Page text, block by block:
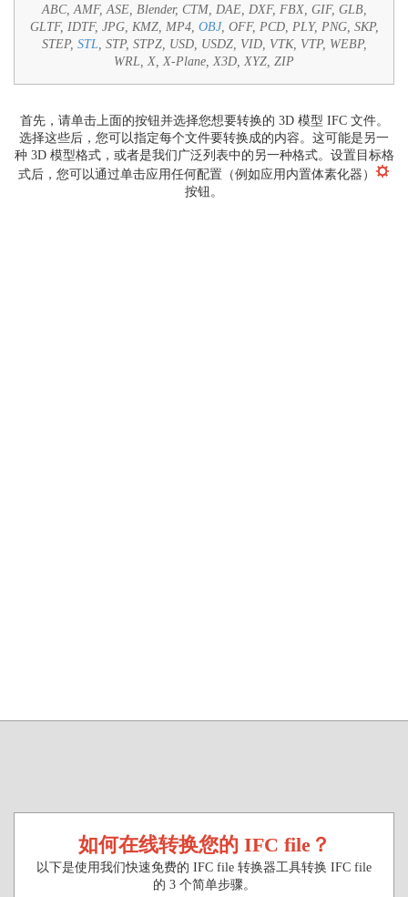
ABC, AMF, ASE, Blender, CTM, DAE, DXF, FBX, GIF, GLB,
GLTF, IDTF, JPG, KMZ, MP4, OBJ, OFF, PCD, PLY, PNG, SKP,
STEP, STL, STP, STPZ, USD, USDZ, VID, VTK, VTP, WEBP,
WRL, X, X-Plane, X3D, XYZ, ZIP
首先，请单击上面的按钮并选择您想要转换的 3D 模型 IFC 文件。
选择这些后，您可以指定每个文件要转换成的内容。这可能是另一
种 3D 模型格式，或者是我们广泛列表中的另一种格式。设置目标格
式后，您可以通过单击应用任何配置（例如应用内置体素化器）
按钮。
如何在线转换您的 IFC file？
以下是使用我们快速免费的 IFC file 转换器工具转换 IFC file
的 3 个简单步骤。